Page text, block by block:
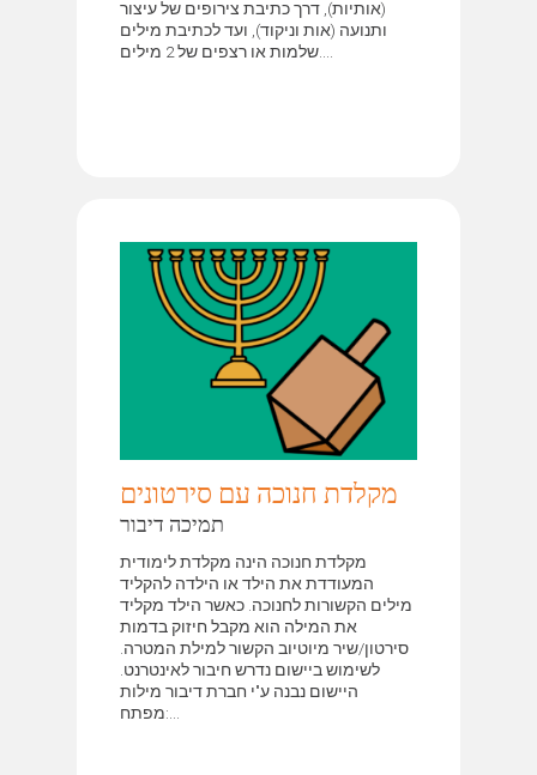
(אותיות), דרך כתיבת צירופים של עיצור
ותנועה (אות וניקוד), ועד לכתיבת מילים
מקלדת חנוכה עם סירטונים
תמיכה דיבור
מקלדת חנוכה הינה מקלדת לימודית
המעודדת את הילד או הילדה להקליד
מילים הקשורות לחנוכה. כאשר הילד מקליד
את המילה הוא מקבל חיזוק בדמות
סירטון/שיר מיוטיוב הקשור למילת המטרה.
לשימוש ביישום נדרש חיבור לאינטרנט.
היישום נבנה ע"י חברת דיבור מילות
מפתח:...